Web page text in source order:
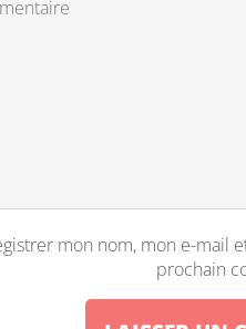
mon nom, mon e-mail
prochain